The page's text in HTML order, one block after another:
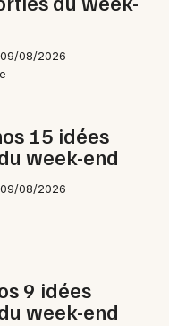
08/2026
15 idées
week-end
08/2026
9 idées
week-end